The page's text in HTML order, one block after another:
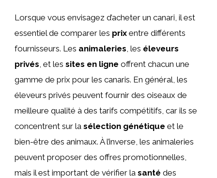
Lorsque vous envisagez d’acheter un canari, il est
essentiel de comparer les prix entre différents
fournisseurs. Les animaleries , les éleveurs
privés , et les sites en ligne offrent chacun une
gamme de prix pour les canaris. En général, les
éleveurs privés peuvent fournir des oiseaux de
meilleure qualité à des tarifs compétitifs, car ils se
concentrent sur la sélection génétique et le
bien-être des animaux. À l’inverse, les animaleries
peuvent proposer des offres promotionnelles,
mais il est important de vérifier la santé des